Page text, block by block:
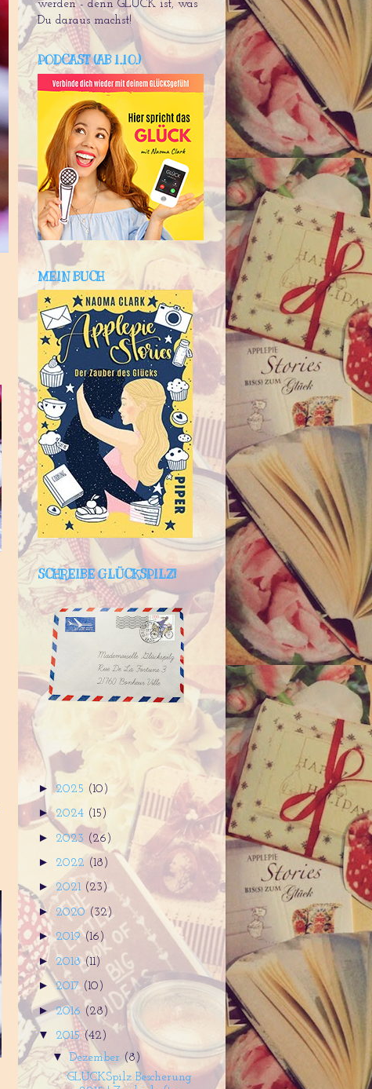
werden - denn GLÜCK ist, was
Du daraus machst!
PODCAST (AB 1.10.)
MEIN BUCH
SCHREIBE GLÜCKSPILZ!
► 2025 (10)
►2024 (15)
► 2023 (26)
► 2022 (18)
► 2021 (23)
► 2020 (32)
►2019(16)
► 2018(11)
►2017 (10)
►2016 (28)
▼ 2015(42)
▼Dezember (8)
GLÜCKSpilz Bescherung